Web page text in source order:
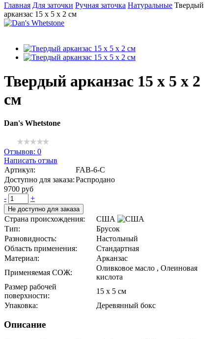
Главная Для заточки Ручная заточка Натуральные Твердый
арканзас 15 x 5 x 2 см
Твердый арканзас 15 x 5 x 2
см
Dan's Whetstone
Отзывов: 0
Написать отзыв
Артикул:
FAB-6-C
Доступно для заказа:Распродано
9700 руб
-
+
Не доступно для заказа
Страна происхождения:
США
Тип:
Брусок
Разновидность:
Настольный
Область применения:
Стандартная
Материал:
Арканзас
Применяемая СОЖ:
Оливковое масло , Олеиновая
кислота
Размер рабочей
поверхности:
15 x 5 см
Упаковка:
Деревянный бокс
Описание